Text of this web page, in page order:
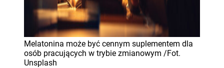
Melatonina może być cennym suplementem dla
osób pracujących w trybie zmianowym /Fot.
Unsplash